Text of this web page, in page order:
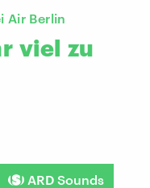
Air Berlin
viel zu
ARD Sounds